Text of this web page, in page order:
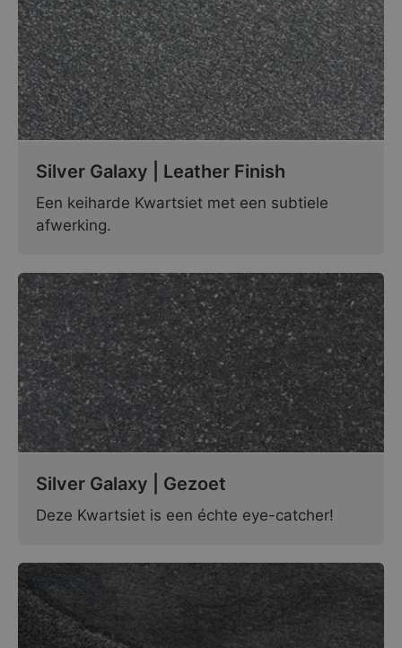
Silver Galaxy | Leather Finish
Een keiharde Kwartsiet met een subtiele
afwerking.
Silver Galaxy | Gezoet
Deze Kwartsiet is een échte eye-catcher!